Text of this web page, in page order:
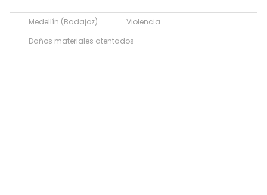
Medellín (Badajoz)
Violencia
Daños materiales atentados